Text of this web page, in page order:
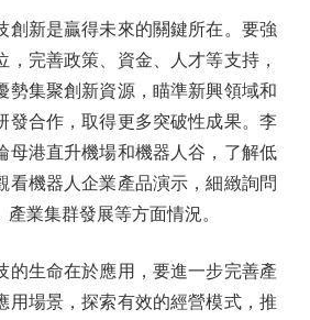
新是贏得未來的關鍵所在。要強
，完善政策、資金、人才等支持，
勢集聚創新資源，瞄準新興領域和
發合作，取得更多突破性成果。李
母港直升機場和機器人谷，了解低
看機器人企業產品演示，細緻詢問
業集群發展等方面情況。
生命在於應用，要進一步完善產
用場景，探索有效的經營模式，推